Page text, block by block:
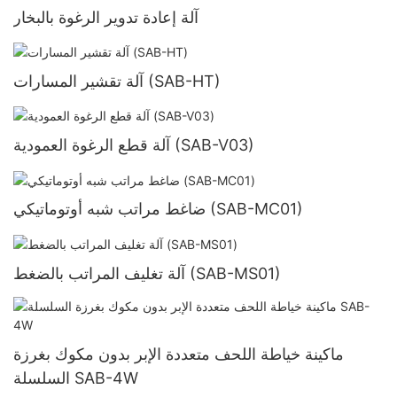
آلة إعادة تدوير الرغوة بالبخار
آلة تقشير المسارات (SAB-HT)
آلة قطع الرغوة العمودية (SAB-V03)
ضاغط مراتب شبه أوتوماتيكي (SAB-MC01)
آلة تغليف المراتب بالضغط (SAB-MS01)
ماكينة خياطة اللحف متعددة الإبر بدون مكوك بغرزة
السلسلة SAB-4W